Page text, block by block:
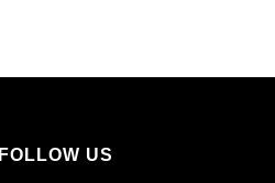
FOLLOW US